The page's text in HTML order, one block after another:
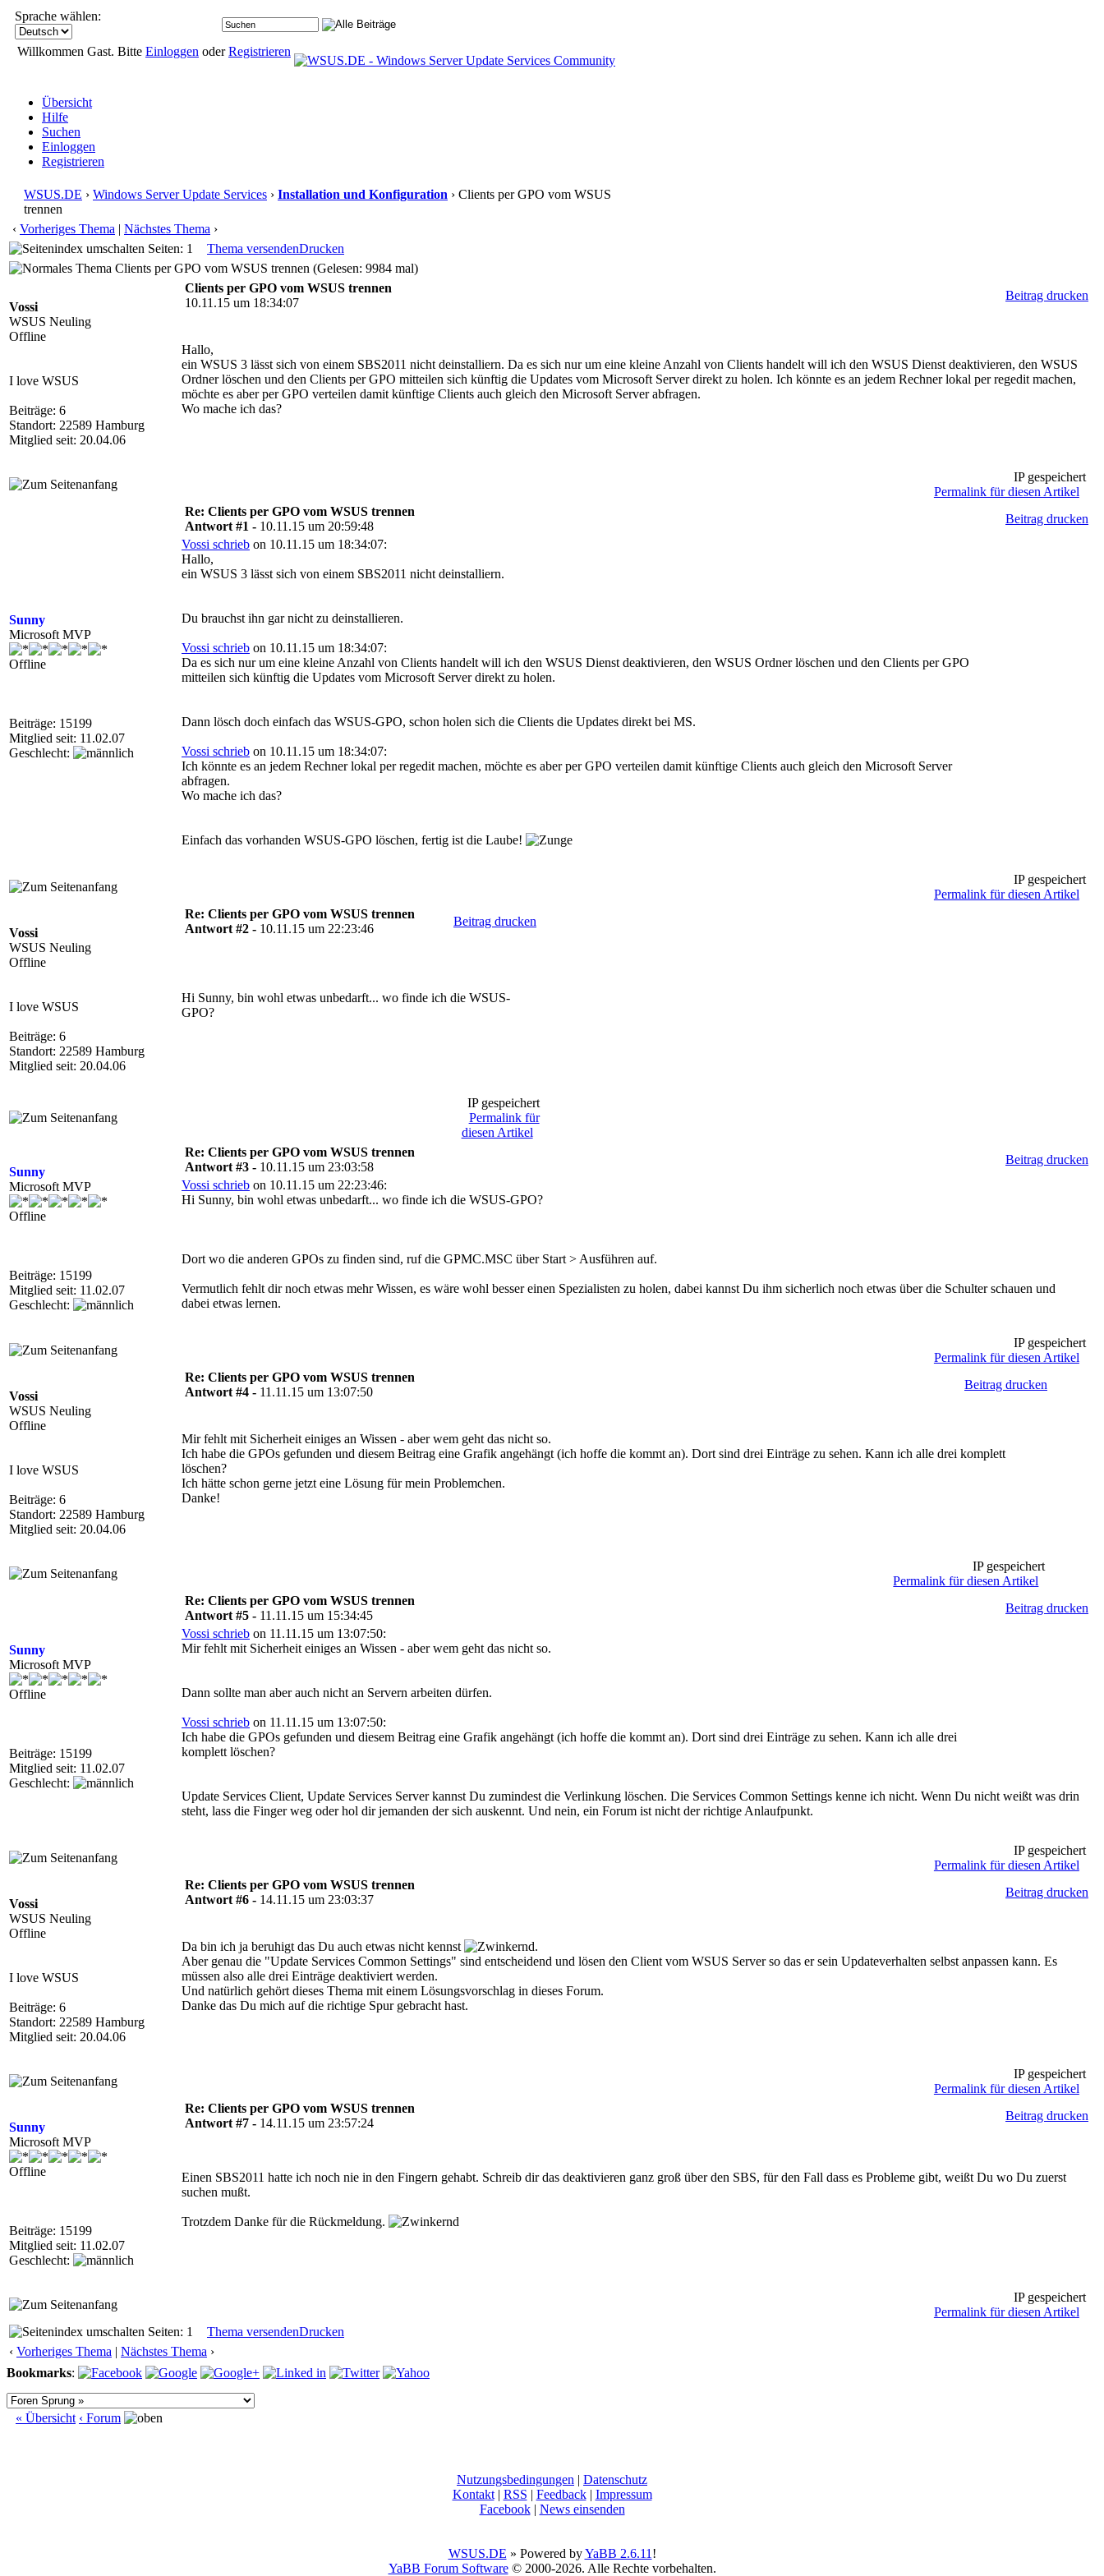
Sprache wählen:
Willkommen Gast. Bitte Einloggen oderRegistrieren
Übersicht
Hilfe
Suchen
Einloggen
Registrieren
WSUS.DE › Windows Server Update Services › Installation und Konfiguration › Clients per GPO vom WSUS
trennen
‹ Vorheriges Thema | Nächstes Thema ›
Seiten: 1
Thema versendenDrucken
Clients per GPO vom WSUS trennen (Gelesen: 9984 mal)
Vossi
WSUS Neuling
Offline
I love WSUS
Beiträge: 6
Standort: 22589 Hamburg
Mitglied seit: 20.04.06
Clients per GPO vom WSUS trennen
10.11.15 um 18:34:07
Beitrag drucken
Hallo,
ein WSUS 3 lässt sich von einem SBS2011 nicht deinstalliern. Da es sich nur um eine kleine Anzahl von Clients handelt will ich den WSUS Dienst deaktivieren, den WSUS
Ordner löschen und den Clients per GPO mitteilen sich künftig die Updates vom Microsoft Server direkt zu holen. Ich könnte es an jedem Rechner lokal per regedit machen,
möchte es aber per GPO verteilen damit künftige Clients auch gleich den Microsoft Server abfragen.
Wo mache ich das?
IP gespeichert
Permalink für diesen Artikel
Sunny
Microsoft MVP
Offline
Beiträge: 15199
Mitglied seit: 11.02.07
Geschlecht:
Re: Clients per GPO vom WSUS trennen
Antwort #1 - 10.11.15 um 20:59:48
Beitrag drucken
Vossi schrieb on 10.11.15 um 18:34:07:
Hallo,
ein WSUS 3 lässt sich von einem SBS2011 nicht deinstalliern.
Du brauchst ihn gar nicht zu deinstallieren.
Vossi schrieb on 10.11.15 um 18:34:07:
Da es sich nur um eine kleine Anzahl von Clients handelt will ich den WSUS Dienst deaktivieren, den WSUS Ordner löschen und den Clients per GPO
mitteilen sich künftig die Updates vom Microsoft Server direkt zu holen.
Dann lösch doch einfach das WSUS-GPO, schon holen sich die Clients die Updates direkt bei MS.
Vossi schrieb on 10.11.15 um 18:34:07:
Ich könnte es an jedem Rechner lokal per regedit machen, möchte es aber per GPO verteilen damit künftige Clients auch gleich den Microsoft Server
abfragen.
Wo mache ich das?
Einfach das vorhanden WSUS-GPO löschen, fertig ist die Laube!
IP gespeichert
Permalink für diesen Artikel
Vossi
WSUS Neuling
Offline
I love WSUS
Beiträge: 6
Standort: 22589 Hamburg
Mitglied seit: 20.04.06
Re: Clients per GPO vom WSUS trennen
Antwort #2 - 10.11.15 um 22:23:46
Beitrag drucken
Hi Sunny, bin wohl etwas unbedarft... wo finde ich die WSUS-
GPO?
IP gespeichert
Permalink für
diesen Artikel
Sunny
Microsoft MVP
Offline
Beiträge: 15199
Mitglied seit: 11.02.07
Geschlecht:
Re: Clients per GPO vom WSUS trennen
Antwort #3 - 10.11.15 um 23:03:58
Beitrag drucken
Vossi schrieb on 10.11.15 um 22:23:46:
Hi Sunny, bin wohl etwas unbedarft... wo finde ich die WSUS-GPO?
Dort wo die anderen GPOs zu finden sind, ruf die GPMC.MSC über Start > Ausführen auf.
Vermutlich fehlt dir noch etwas mehr Wissen, es wäre wohl besser einen Spezialisten zu holen, dabei kannst Du ihm sicherlich noch etwas über die Schulter schauen und
dabei etwas lernen.
IP gespeichert
Permalink für diesen Artikel
Vossi
WSUS Neuling
Offline
I love WSUS
Beiträge: 6
Standort: 22589 Hamburg
Mitglied seit: 20.04.06
Re: Clients per GPO vom WSUS trennen
Antwort #4 - 11.11.15 um 13:07:50
Beitrag drucken
Mir fehlt mit Sicherheit einiges an Wissen - aber wem geht das nicht so.
Ich habe die GPOs gefunden und diesem Beitrag eine Grafik angehängt (ich hoffe die kommt an). Dort sind drei Einträge zu sehen. Kann ich alle drei komplett
löschen?
Ich hätte schon gerne jetzt eine Lösung für mein Problemchen.
Danke!
IP gespeichert
Permalink für diesen Artikel
Sunny
Microsoft MVP
Offline
Beiträge: 15199
Mitglied seit: 11.02.07
Geschlecht:
Re: Clients per GPO vom WSUS trennen
Antwort #5 - 11.11.15 um 15:34:45
Beitrag drucken
Vossi schrieb on 11.11.15 um 13:07:50:
Mir fehlt mit Sicherheit einiges an Wissen - aber wem geht das nicht so.
Dann sollte man aber auch nicht an Servern arbeiten dürfen.
Vossi schrieb on 11.11.15 um 13:07:50:
Ich habe die GPOs gefunden und diesem Beitrag eine Grafik angehängt (ich hoffe die kommt an). Dort sind drei Einträge zu sehen. Kann ich alle drei
komplett löschen?
Update Services Client, Update Services Server kannst Du zumindest die Verlinkung löschen. Die Services Common Settings kenne ich nicht. Wenn Du nicht weißt was drin
steht, lass die Finger weg oder hol dir jemanden der sich auskennt. Und nein, ein Forum ist nicht der richtige Anlaufpunkt.
IP gespeichert
Permalink für diesen Artikel
Vossi
WSUS Neuling
Offline
I love WSUS
Beiträge: 6
Standort: 22589 Hamburg
Mitglied seit: 20.04.06
Re: Clients per GPO vom WSUS trennen
Antwort #6 - 14.11.15 um 23:03:37
Beitrag drucken
Da bin ich ja beruhigt das Du auch etwas nicht kennst
.
Aber genau die "Update Services Common Settings" sind entscheidend und lösen den Client vom WSUS Server so das er sein Updateverhalten selbst anpassen kann. Es
müssen also alle drei Einträge deaktiviert werden.
Und natürlich gehört dieses Thema mit einem Lösungsvorschlag in dieses Forum.
Danke das Du mich auf die richtige Spur gebracht hast.
IP gespeichert
Permalink für diesen Artikel
Sunny
Microsoft MVP
Offline
Beiträge: 15199
Mitglied seit: 11.02.07
Geschlecht:
Re: Clients per GPO vom WSUS trennen
Antwort #7 - 14.11.15 um 23:57:24
Beitrag drucken
Einen SBS2011 hatte ich noch nie in den Fingern gehabt. Schreib dir das deaktivieren ganz groß über den SBS, für den Fall dass es Probleme gibt, weißt Du wo Du zuerst
suchen mußt.
Trotzdem Danke für die Rückmeldung.
IP gespeichert
Permalink für diesen Artikel
Seiten: 1
Thema versendenDrucken
‹ Vorheriges Thema | Nächstes Thema ›
Bookmarks:
« Übersicht ‹ Forum
Nutzungsbedingungen | Datenschutz
Kontakt| RSS | Feedback| Impressum
Facebook| News einsenden
WSUS.DE » Powered byYaBB 2.6.11 !
YaBB Forum Software© 2000-2026. Alle Rechte vorbehalten.